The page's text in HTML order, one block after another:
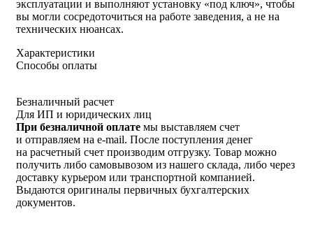
эксплуатации и выполняют установку «под ключ», чтобы
вы могли сосредоточиться на работе заведения, а не на
технических нюансах.
Характеристики
Способы оплаты
Безналичный расчет
Для ИП и юридических лиц
При безналичной оплате мы выставляем счет
и отправляем на e-mail. После поступления денег
на расчетный счет производим отгрузку. Товар можно
получить либо самовывозом из нашего склада, либо через
доставку курьером или транспортной компанией.
Выдаются оригиналы первичных бухгалтерских
документов.